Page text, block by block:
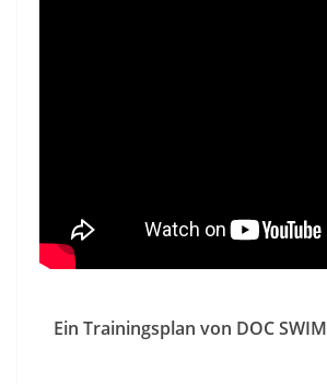
Ein Trainingsplan von DOC SWIM